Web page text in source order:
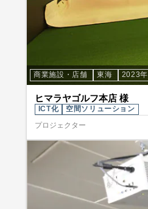
商業施設・店舗 東海 2023年
ヒマラヤゴルフ本店 様
ICT化
空間ソリューション
プロジェクター